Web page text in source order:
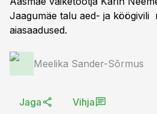
Jaagumäe talu aed- ja köögivili
aiasaadused.
Meelika Sander-Sõrmus
Jaga Vihja